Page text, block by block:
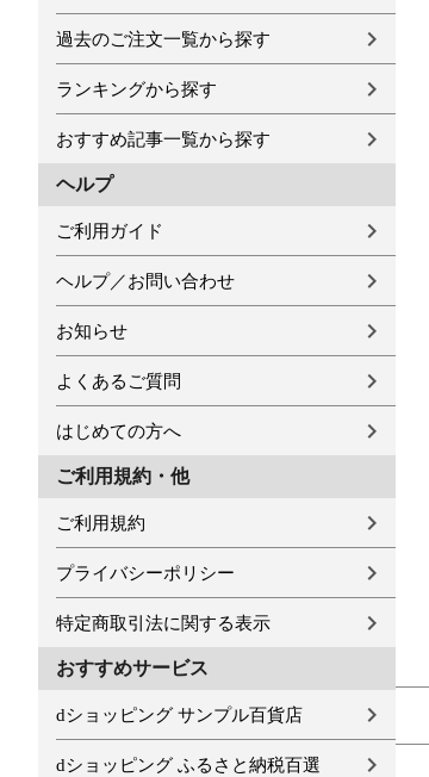
過去のご注文一覧から探す
ランキングから探す
おすすめ記事一覧から探す
ヘルプ
ご利用ガイド
ヘルプ／お問い合わせ
お知らせ
よくあるご質問
はじめての方へ
ご利用規約・他
ご利用規約
プライバシーポリシー
特定商取引法に関する表示
おすすめサービス
dショッピング サンプル百貨店
dショッピング ふるさと納税百選